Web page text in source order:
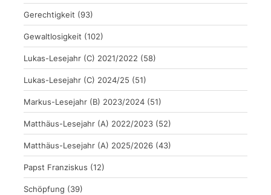
Gerechtigkeit (93)
Gewaltlosigkeit (102)
Lukas-Lesejahr (C) 2021/2022 (58)
Lukas-Lesejahr (C) 2024/25 (51)
Markus-Lesejahr (B) 2023/2024 (51)
Matthäus-Lesejahr (A) 2022/2023 (52)
Matthäus-Lesejahr (A) 2025/2026 (43)
Papst Franziskus (12)
Schöpfung (39)